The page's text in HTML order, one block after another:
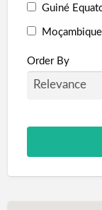
Guiné
Moçambique
Portugal
São Tomé e
Order By